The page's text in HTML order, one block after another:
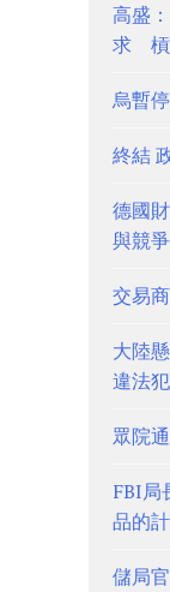
高盛
求 槓
烏暫
終結
德國
與競
交易
大陸
違法
眾院
FBI局
品的
儲局